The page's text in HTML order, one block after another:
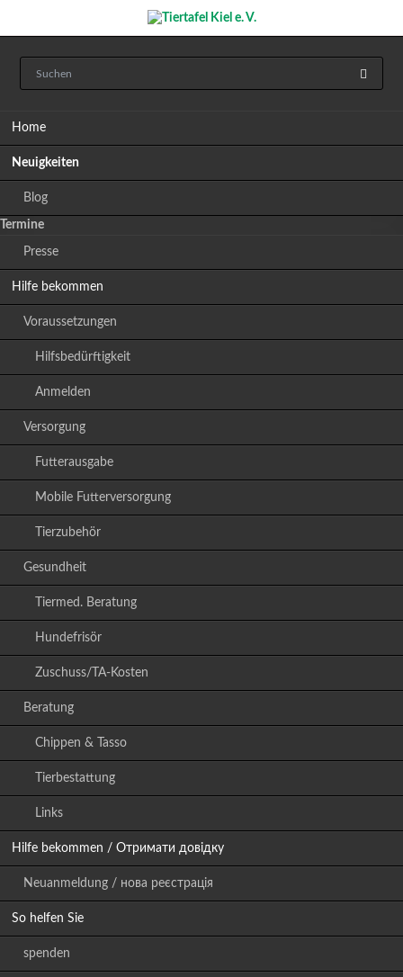
Home
Neuigkeiten
Blog
Termine
Presse
Hilfe bekommen
Voraussetzungen
Hilfsbedürftigkeit
Anmelden
Versorgung
Futterausgabe
Mobile Futterversorgung
Tierzubehör
Gesundheit
Tiermed. Beratung
Hundefrisör
Zuschuss/TA-Kosten
Beratung
Chippen & Tasso
Tierbestattung
Links
Hilfe bekommen / Отримати довідку
Neuanmeldung / нова реєстрація
So helfen Sie
spenden